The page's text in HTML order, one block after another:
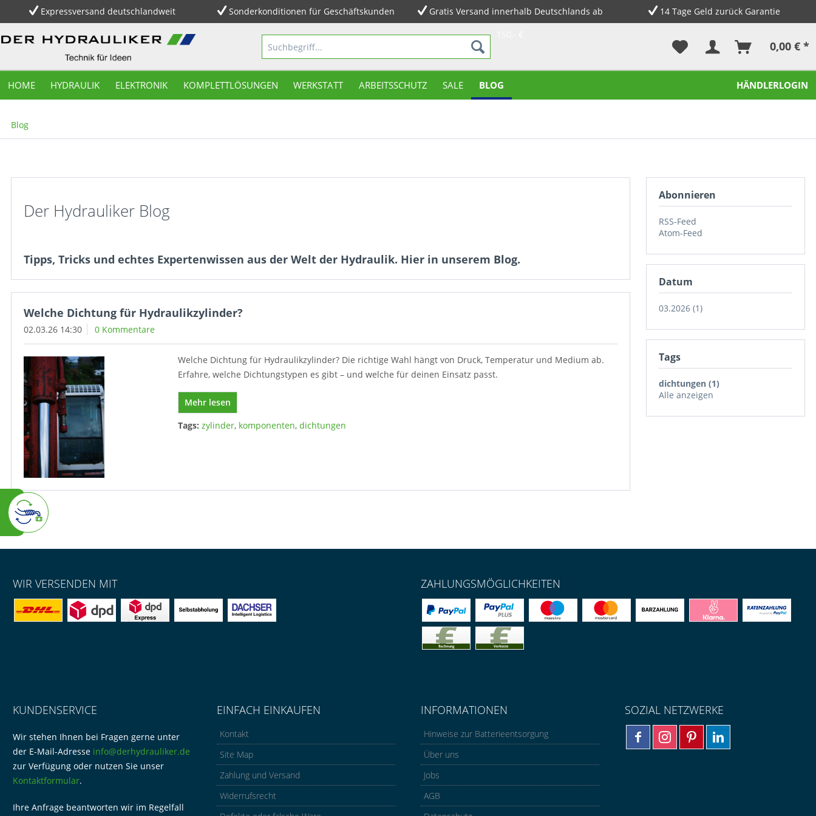
Expressversand deutschlandweit Sonderkonditionen für Geschäftskunden
Gratis Versand innerhalb Deutschlands ab
14 Tage Geld zurück Garantie
0,00 € *
HOME HYDRAULIK ELEKTRONIK KOMPLETTLÖSUNGEN WERKSTATT ARBEITSSCHUTZ SALE BLOG HÄNDLERLOGIN
Blog
Abonnieren
RSS-Feed
Atom-Feed
Datum
03.2026 (1)
Tags
dichtungen (1)
Alle anzeigen
Der Hydrauliker Blog
Tipps, Tricks und echtes Expertenwissen aus der Welt der Hydraulik. Hier in unserem Blog.
Welche Dichtung für Hydraulikzylinder?
02.03.26 14:30 0 Kommentare
Welche Dichtung für Hydraulikzylinder? Die richtige Wahl hängt von Druck, Temperatur und Medium ab.
Erfahre, welche Dichtungstypen es gibt – und welche für deinen Einsatz passt.
Mehr lesen
Tags: zylinder, komponenten,dichtungen
WIR VERSENDEN MIT ZAHLUNGSMÖGLICHKEITEN
KUNDENSERVICE
Wir stehen Ihnen bei Fragen gerne unter
der E-Mail-Adresse info@derhydrauliker.de
zur Verfügung oder nutzen Sie unser
Kontaktformular.
Ihre Anfrage beantworten wir im Regelfall
EINFACH EINKAUFEN
Kontakt
Site Map
Zahlung und Versand
Widerrufsrecht
INFORMATIONEN
Hinweise zur Batterieentsorgung
Über uns
Jobs
AGB
SOZIAL NETZWERKE